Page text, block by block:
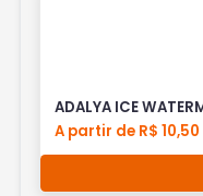
ADALYA ICE
A partir de R$ 10,50